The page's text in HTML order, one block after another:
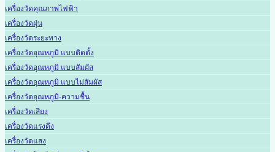
เครื่องวัดคุณภาพไฟฟ้า
เครื่องวัดฝุ่น
เครื่องวัดระยะทาง
เครื่องวัดอุณหภูมิ แบบติดตั้ง
เครื่องวัดอุณหภูมิ แบบสัมผัส
เครื่องวัดอุณหภูมิ แบบไม่สัมผัส
เครื่องวัดอุณหภูมิ-ความชื้น
เครื่องวัดเสียง
เครื่องวัดแรงดึง
เครื่องวัดแสง